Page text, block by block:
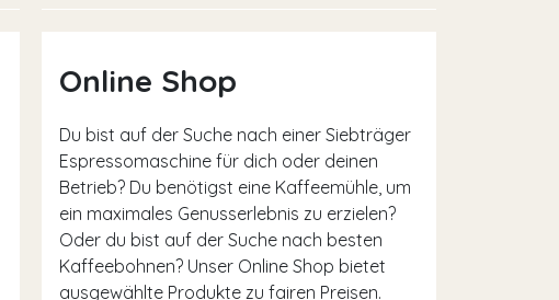
Online Shop
Du bist auf der Suche nach einer Siebträger
Espressomaschine für dich oder deinen
Betrieb? Du benötigst eine Kaffeemühle, um
ein maximales Genusserlebnis zu erzielen?
Oder du bist auf der Suche nach besten
Kaffeebohnen? Unser Online Shop bietet
ausgewählte Produkte zu fairen Preisen.